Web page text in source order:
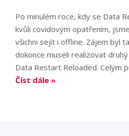
Po minulém roce, kdy se Data
kvůli covidovým opatřením,
všichni sejít i offline. Zájem byl
dokonce museli realizovat
Data Restart Reloaded. Celým
Číst dále »